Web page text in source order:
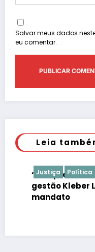
Salvar meus dados
eu comentar.
Leia
Justiça Política
“É de praxe”:
gestão Kleber
mandato